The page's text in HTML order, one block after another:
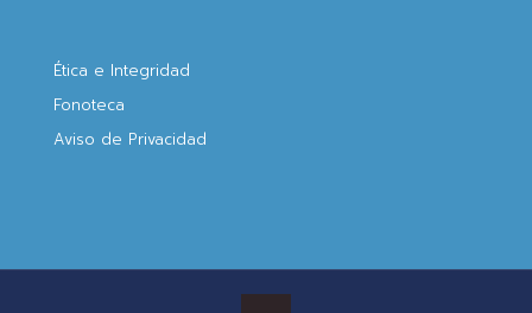
Ética e Integridad
Fonoteca
Aviso de Privacidad